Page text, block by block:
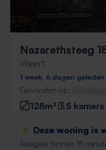
Nazarethsteeg
Weert
1 week, 6 dagen
Gevonden op:
128m² 5 kamers
⚡️ Deze woning is
Reageer binnen 15